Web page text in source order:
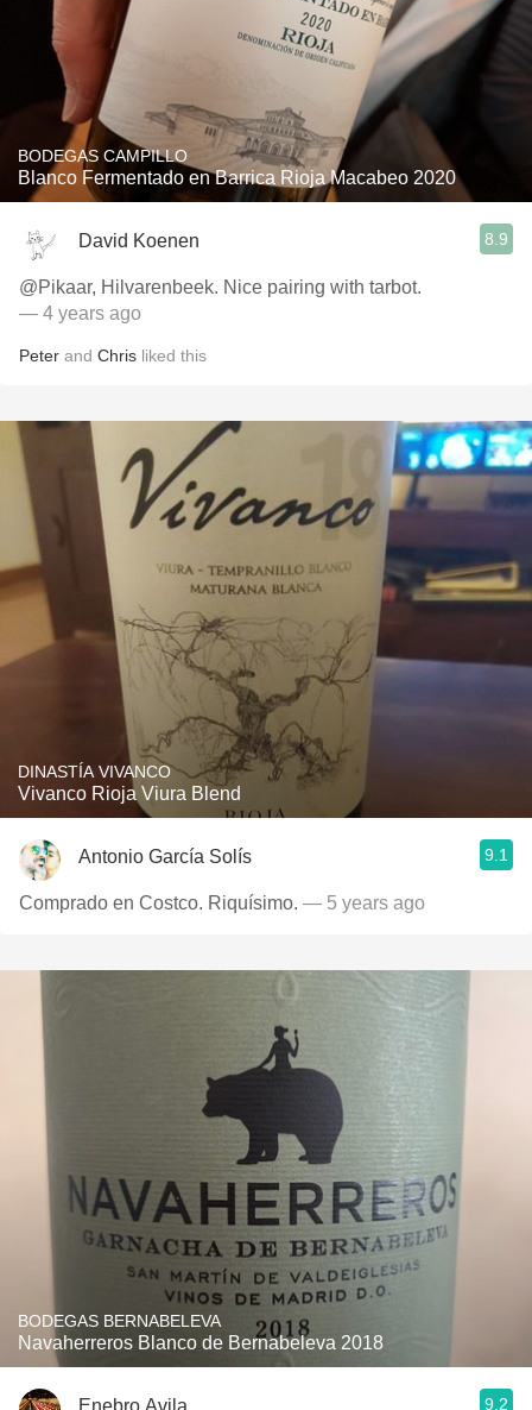
BODEGAS CAMPILLO
Blanco Fermentado en Barrica Rioja Macabeo 2020
David Koenen 8.9
@Pikaar, Hilvarenbeek. Nice pairing with tarbot.
— 4 years ago
Peter and Chris liked this
DINASTÍA VIVANCO
Vivanco Rioja Viura Blend
Antonio García Solís 9.1
Comprado en Costco. Riquísimo. — 5 years ago
BODEGAS BERNABELEVA
Navaherreros Blanco de Bernabeleva 2018
Enebro Avila 9.2